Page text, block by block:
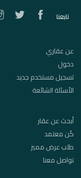
تابعنا
عن عقاري
دخول
تسجيل مستخدم جديد
الأسئلة الشائعة
أبحث عن عقار
كُن معتمد
طلب عرض مميز
تواصل معنا